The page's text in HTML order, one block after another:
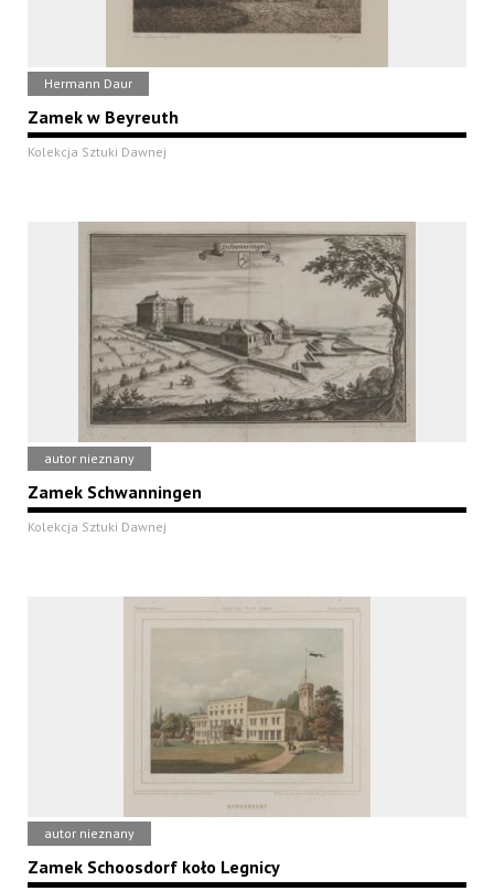
Hermann Daur
Zamek w Beyreuth
Kolekcja Sztuki Dawnej
autor nieznany
Zamek Schwanningen
Kolekcja Sztuki Dawnej
autor nieznany
Zamek Schoosdorf koło Legnicy